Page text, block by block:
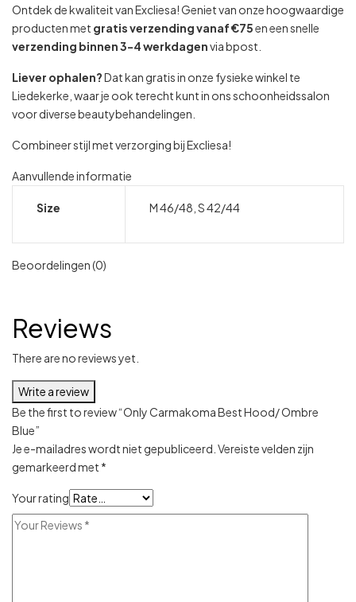
Ontdek de kwaliteit van Excliesa! Geniet van onze hoogwaardige
producten met gratis verzending vanaf €75en een snelle
verzending binnen 3-4 werkdagenvia bpost.
Liever ophalen?Dat kan gratis in onze fysieke winkel te
Liedekerke, waar je ook terecht kunt in ons schoonheidssalon
voor diverse beautybehandelingen.
Combineer stijl met verzorging bij Excliesa!
Aanvullende informatie
Size M 46/48, S 42/44
Beoordelingen (0)
Reviews
There are no reviews yet.
Write a review
Be the first to review “Only Carmakoma Best Hood/ Ombre
Blue”
Je e-mailadres wordt niet gepubliceerd. Vereiste velden zijn
gemarkeerd met *
Your rating